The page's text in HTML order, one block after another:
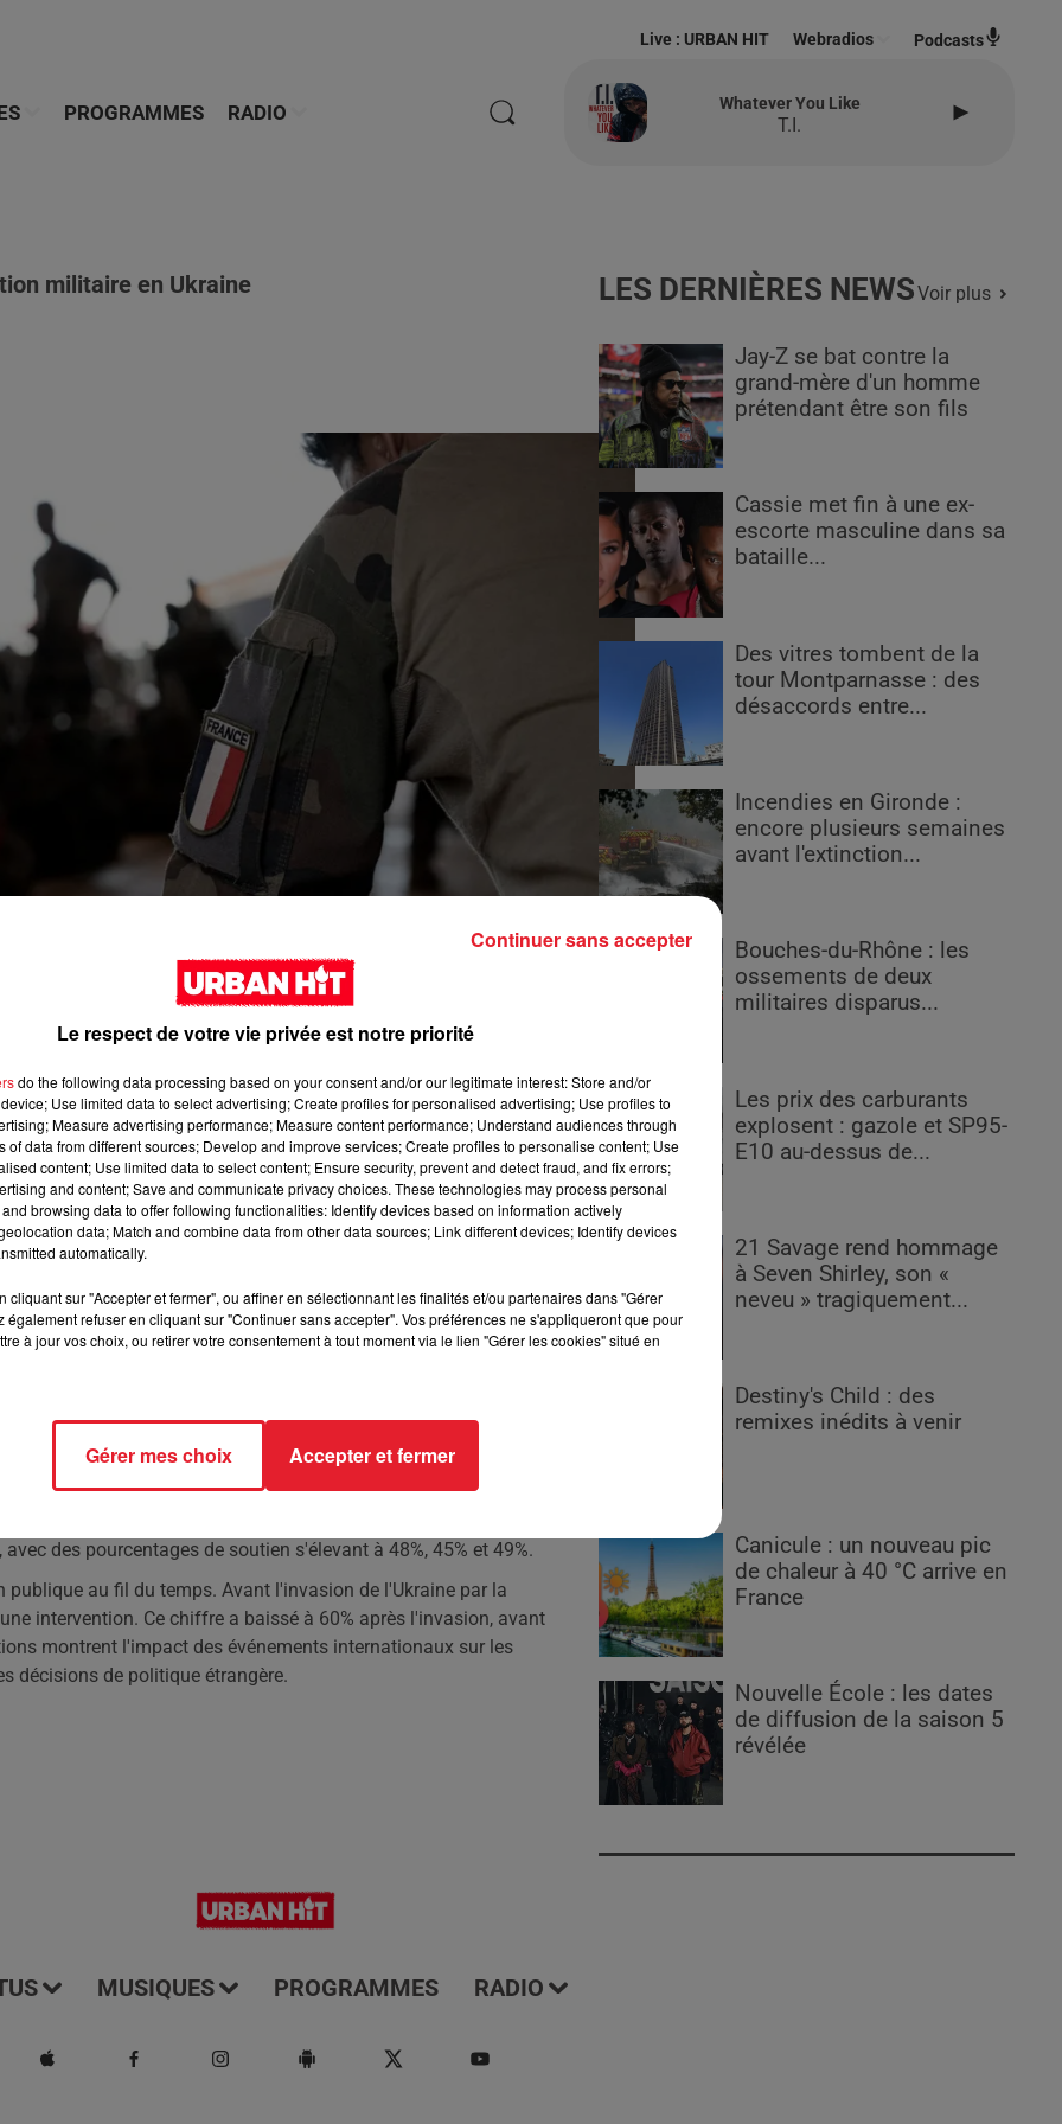
PROGRAMMES RADIO
Live : URBAN HIT Webradios Podcasts
Whatever You Like
T.I.
militaire en Ukraine
ne soutiennent pas l'idée d'une intervention
D'après une étude réalisée par CSA pour Europe 1, Cnews
se déclare contre l'engagement des forces armées
montre une certaine uniformité de l'opinion quelle que
et 68% des plus de 65 ans s'opposent à une telle
similaires, avec une opposition plus marquée chez
plus ouverts à l'envoi de troupes, avec 38% exprimant
orientations politiques des sondés. Les sympathisants de
contre l'intervention, avec respectivement 68% et 73%
d'Europe Écologie les Verts et du groupe Renaissance
des pourcentages de soutien s'élevant à 48%, 45% et 49%.
au fil du temps. Avant l'invasion de l'Ukraine par la
intervention. Ce chiffre a baissé à 60% après l'invasion, avant
montrent l'impact des événements internationaux sur les
décisions de politique étrangère.
LES DERNIÈRES NEWSVoir plus
Jay-Z se bat contre la
grand-mère d'un homme
prétendant être son fils
Cassie met fin à une ex-
escorte masculine dans sa
bataille...
Des vitres tombent de la
tour Montparnasse : des
désaccords entre...
Incendies en Gironde :
encore plusieurs semaines
avant l'extinction...
Bouches-du-Rhône : les
ossements de deux
militaires disparus...
Les prix des carburants
explosent : gazole et SP95-
E10 au-dessus de...
21 Savage rend hommage
à Seven Shirley, son «
neveu » tragiquement...
Destiny's Child : des
remixes inédits à venir
Canicule : un nouveau pic
de chaleur à 40 °C arrive en
France
Nouvelle École : les dates
de diffusion de la saison 5
révélée
MUSIQUES PROGRAMMES RADIO
Le respect de votre vie privée est notre priorité
do the following data processing based on your consent and/or our legitimate interest: Store and/or
Use limited data to select advertising; Create profiles for personalised advertising; Use profiles to
Measure advertising performance; Measure content performance; Understand audiences through
of data from different sources; Develop and improve services; Create profiles to personalise content; Use
content; Use limited data to select content; Ensure security, prevent and detect fraud, and fix errors;
and content; Save and communicate privacy choices. These technologies may process personal
browsing data to offer following functionalities: Identify devices based on information actively
data; Match and combine data from other data sources; Link different devices; Identify devices
automatically.
cliquant sur "Accepter et fermer", ou affiner en sélectionnant les finalités et/ou partenaires dans "Gérer
également refuser en cliquant sur "Continuer sans accepter". Vos préférences ne s'appliqueront que pour
à jour vos choix, ou retirer votre consentement à tout moment via le lien "Gérer les cookies" situé en
Gérer mes choix Accepter et fermer
Continuer sans accepter